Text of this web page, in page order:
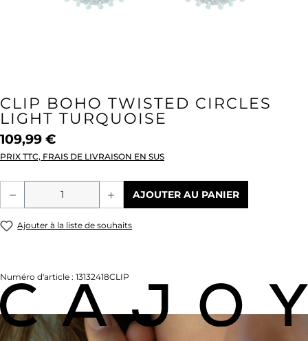
CLIP BOHO TWISTED CIRCLES
LIGHT TURQUOISE
109,99 €
PRIX TTC, FRAIS DE LIVRAISON EN SUS
Quantité de produit : Entrez la
AJOUTER AU PANIER
Ajouter à la liste de souhaits
Numéro d'article : 13132418CLIP